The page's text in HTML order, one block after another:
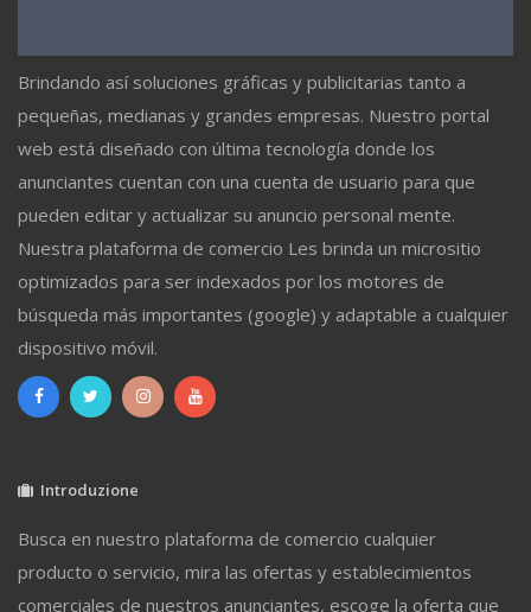
Brindando así soluciones gráficas y publicitarias tanto a
pequeñas, medianas y grandes empresas. Nuestro portal
web está diseñado con última tecnología donde los
anunciantes cuentan con una cuenta de usuario para que
pueden editar y actualizar su anuncio personal mente.
Nuestra plataforma de comercio Les brinda un micrositio
optimizados para ser indexados por los motores de
búsqueda más importantes (google) y adaptable a cualquier
dispositivo móvil.
Introduzione
Busca en nuestro plataforma de comercio cualquier
producto o servicio, mira las ofertas y establecimientos
comerciales de nuestros anunciantes, escoge la oferta que